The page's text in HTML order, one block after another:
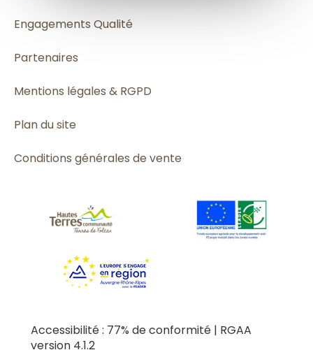
Engagements Qualité
Partenaires
Mentions légales & RGPD
Plan du site
Conditions générales de vente
Accessibilité : 77% de conformité | RGAA
version 4.1.2